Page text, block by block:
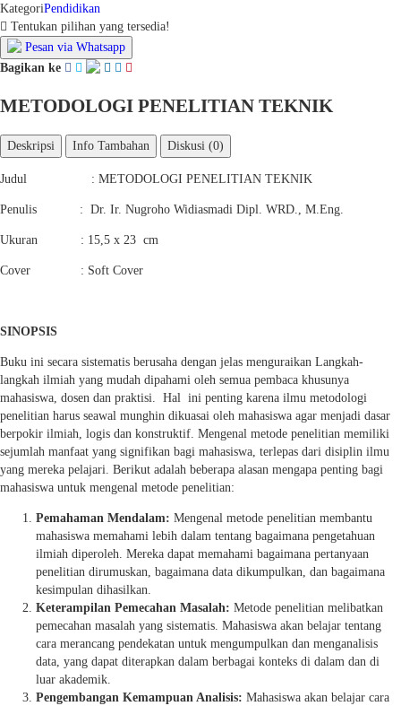
KategoriPendidikan
Tentukan pilihan yang tersedia!
Pesan via Whatsapp
Bagikan ke
METODOLOGI PENELITIAN TEKNIK
Deskripsi Info Tambahan Diskusi (0)
Judul : METODOLOGI PENELITIAN TEKNIK
Penulis : Dr. Ir. Nugroho Widiasmadi Dipl. WRD., M.Eng.
Ukuran : 15,5 x 23 cm
Cover : Soft Cover
SINOPSIS
Buku ini secara sistematis berusaha dengan jelas menguraikan Langkah-
langkah ilmiah yang mudah dipahami oleh semua pembaca khusunya
mahasiswa, dosen dan praktisi. Hal ini penting karena ilmu metodologi
penelitian harus seawal munghin dikuasai oleh mahasiswa agar menjadi dasar
berpokir ilmiah, logis dan konstruktif. Mengenal metode penelitian memiliki
sejumlah manfaat yang signifikan bagi mahasiswa, terlepas dari disiplin ilmu
yang mereka pelajari. Berikut adalah beberapa alasan mengapa penting bagi
mahasiswa untuk mengenal metode penelitian:
Pemahaman Mendalam: Mengenal metode penelitian membantu
mahasiswa memahami lebih dalam tentang bagaimana pengetahuan
ilmiah diperoleh. Mereka dapat memahami bagaimana pertanyaan
penelitian dirumuskan, bagaimana data dikumpulkan, dan bagaimana
kesimpulan dihasilkan.
Keterampilan Pemecahan Masalah: Metode penelitian melibatkan
pemecahan masalah yang sistematis. Mahasiswa akan belajar tentang
cara merancang pendekatan untuk mengumpulkan dan menganalisis
data, yang dapat diterapkan dalam berbagai konteks di dalam dan di
luar akademik.
Pengembangan Kemampuan Analisis: Mahasiswa akan belajar cara